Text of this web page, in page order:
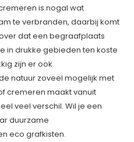
is nogal wat
te verbranden, daarbij komt
dat een begraafplaats
in drukke gebieden ten koste
zijn er ook
natuur zoveel mogelijk met
cremeren maakt vanuit
veel verschil. Wil je een
duurzame
eco grafkisten.